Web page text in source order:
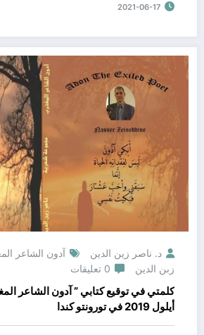
2021-06-17
د. ناصر زين الدين آدون الشاعر
زبن الدين
0 تعليقات
أيلول 2019 في تورونتو كندا